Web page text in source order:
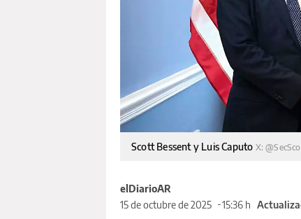
Scott Bessent y Luis Caputo X:
elDiarioAR
15 de octubre de 2025
15:36 h